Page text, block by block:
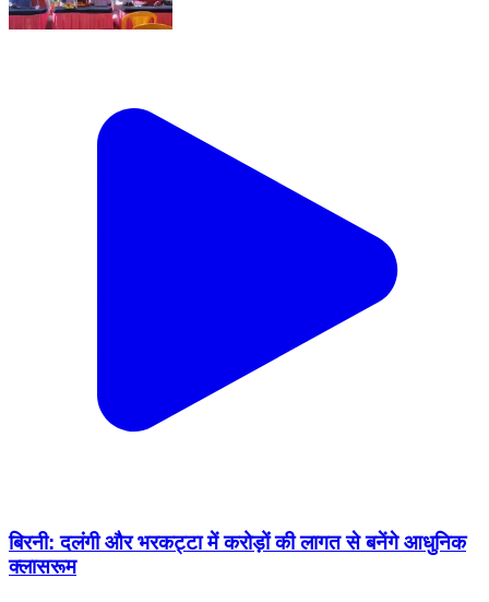
बिरनी: दलंगी और भरकट्टा में करोड़ों की लागत से बनेंगे आधुनिक
क्लासरूम